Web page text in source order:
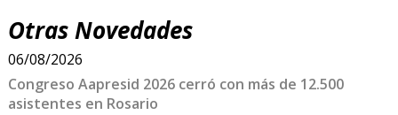
Otras Novedades
06/08/2026
Congreso Aapresid 2026 cerró con más de 12.500
asistentes en Rosario